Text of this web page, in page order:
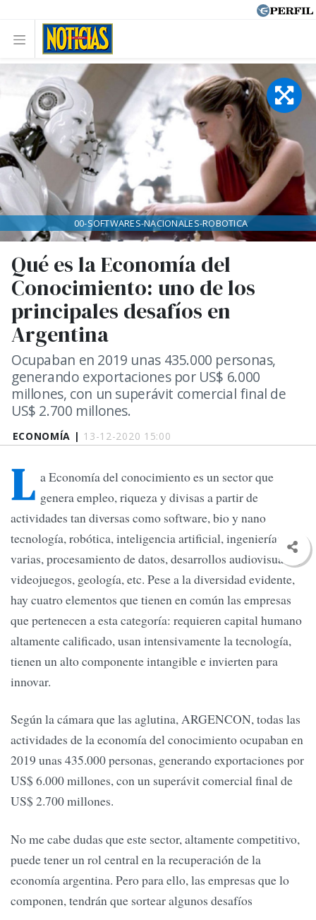
ECONOMÍA | 13-12-2020 15:00
Qué es la Economía del
Conocimiento: uno de los
principales desafíos en
Argentina
Ocupaban en 2019 unas 435.000 personas,
generando exportaciones por US$ 6.000
millones, con un superávit comercial final de
US$ 2.700 millones.
00-SOFTWARES-NACIONALES-ROBOTICA
L a Economía del conocimiento es un sector que
genera empleo, riqueza y divisas a partir de
actividades tan diversas como software, bio y nano
tecnología, robótica, inteligencia artificial, ingenierías
varias, procesamiento de datos, desarrollos audiovisuales,
videojuegos, geología, etc. Pese a la diversidad evidente,
hay cuatro elementos que tienen en común las empresas
que pertenecen a esta categoría: requieren capital humano
altamente calificado, usan intensivamente la tecnología,
tienen un alto componente intangible e invierten para
innovar.
Según la cámara que las aglutina, ARGENCON, todas las
actividades de la economía del conocimiento ocupaban en
2019 unas 435.000 personas, generando exportaciones por
US$ 6.000 millones, con un superávit comercial final de
US$ 2.700 millones.
No me cabe dudas que este sector, altamente competitivo,
puede tener un rol central en la recuperación de la
economía argentina. Pero para ello, las empresas que lo
componen, tendrán que sortear algunos desafíos